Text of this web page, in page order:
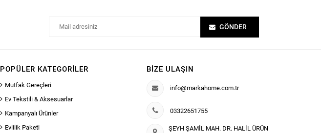
GÖNDER
POPÜLER KATEGORILER
Mutfak Gereçleri
Ev Tekstili & Aksesuarlar
Kampanyalı Ürünler
Evlilik Paketi
BIZE ULAŞIN
info@markahome.com.tr
03322651755
ŞEYH ŞAMİL MAH. DR. HALİL ÜRÜN